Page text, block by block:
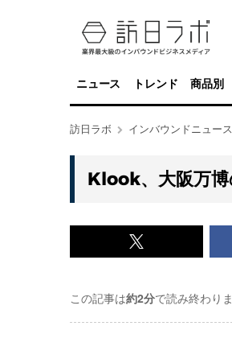
ニュース トレンド 商品別
訪日ラボ インバウンドニュース
Klook、大阪万博
x<br>
記
事
この記事は約2分で読み終わりま